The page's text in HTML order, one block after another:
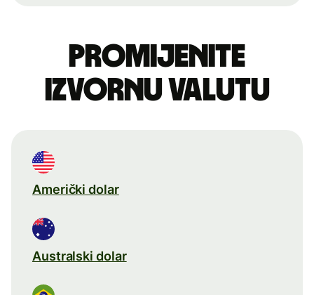
Promijenite
izvornu valutu
Američki dolar
Australski dolar